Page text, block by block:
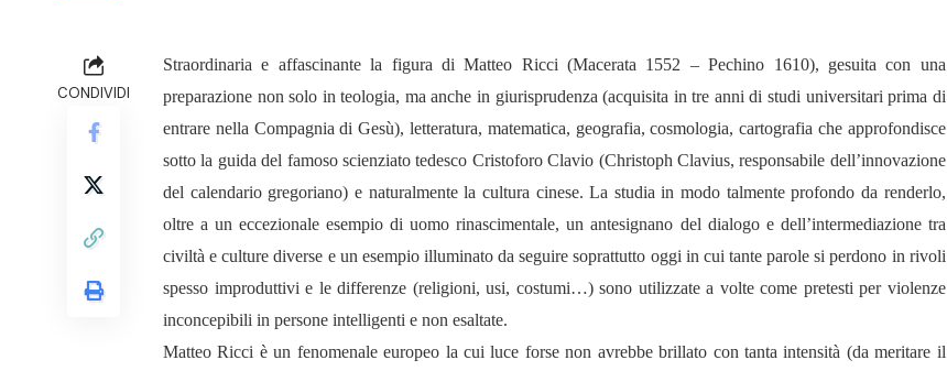
CONDIVIDI
Straordinaria e affascinante la figura di Matteo Ricci (Macerata 1552 – Pechino 1610), gesuita con una
preparazione non solo in teologia, ma anche in giurisprudenza (acquisita in tre anni di studi universitari prima di
entrare nella Compagnia di Gesù), letteratura, matematica, geografia, cosmologia, cartografia che approfondisce
sotto la guida del famoso scienziato tedesco Cristoforo Clavio (Christoph Clavius, responsabile dell’innovazione
del calendario gregoriano) e naturalmente la cultura cinese. La studia in modo talmente profondo da renderlo,
oltre a un eccezionale esempio di uomo rinascimentale, un antesignano del dialogo e dell’intermediazione tra
civiltà e culture diverse e un esempio illuminato da seguire soprattutto oggi in cui tante parole si perdono in rivoli
spesso improduttivi e le differenze (religioni, usi, costumi…) sono utilizzate a volte come pretesti per violenze
inconcepibili in persone intelligenti e non esaltate.
Matteo Ricci è un fenomenale europeo la cui luce forse non avrebbe brillato con tanta intensità (da meritare il